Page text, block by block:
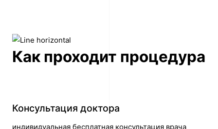
Как проходит процедура
Консультация доктора
индивидуальная бесплатная консультация врача